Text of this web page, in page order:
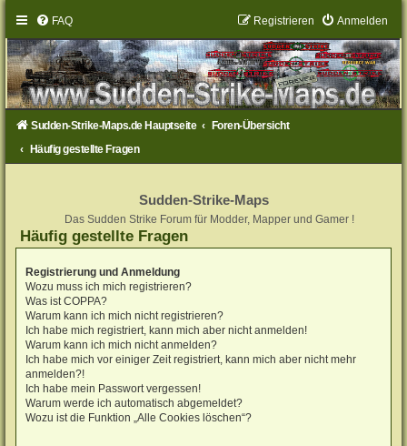
FAQ Anmelden
Registrieren
Sudden-Strike-Maps.de Hauptseite
Foren-Übersicht
Häufig gestellte Fragen
Sudden-Strike-Maps
Das Sudden Strike Forum für Modder, Mapper und Gamer !
Häufig gestellte Fragen
Registrierung und Anmeldung
Wozu muss ich mich registrieren?
Was ist COPPA?
Warum kann ich mich nicht registrieren?
Ich habe mich registriert, kann mich aber nicht anmelden!
Warum kann ich mich nicht anmelden?
Ich habe mich vor einiger Zeit registriert, kann mich aber nicht mehr
anmelden?!
Ich habe mein Passwort vergessen!
Warum werde ich automatisch abgemeldet?
Wozu ist die Funktion „Alle Cookies löschen“?